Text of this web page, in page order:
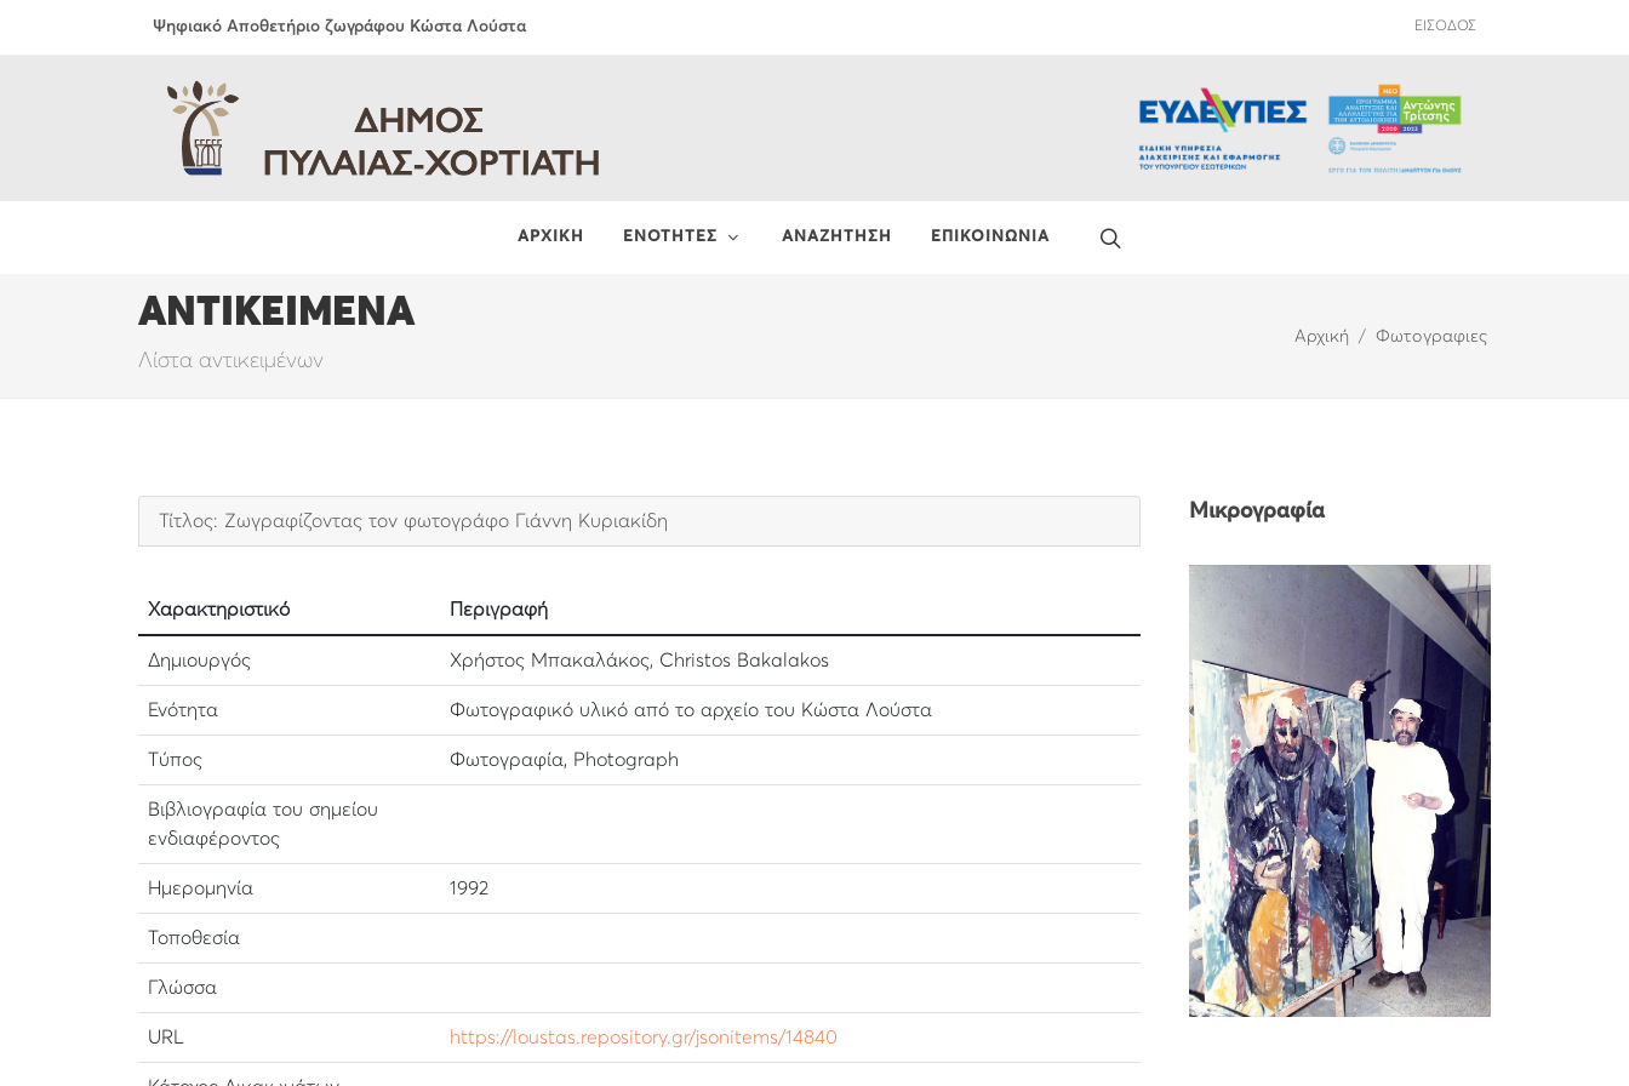
Ψηφιακό Αποθετήριο ζωγράφου Κώστα Λούστα ΕΙΣΟΔΟΣ
ΑΡΧΙΚΗ ΕΝΟΤΗΤΕΣ ΑΝΑΖΗΤΗΣΗ ΕΠΙΚΟΙΝΩΝΙΑ
ΑΝΤΙΚΕΙΜΕΝΑ
Λίστα αντικειμένων
Αρχική Φωτογραφιες
Τίτλος: Ζωγραφίζοντας τον φωτογράφο Γιάννη Κυριακίδη
Χαρακτηριστικό Περιγραφή
Δημιουργός Χρήστος Μπακαλάκος, Christos Bakalakos
Ενότητα Φωτογραφικό υλικό από το αρχείο του Κώστα Λούστα
Τύπος Φωτογραφία, Photograph
Βιβλιογραφία του σημείου
ενδιαφέροντος
Ημερομηνία 1992
Τοποθεσία
Γλώσσα
URL https://loustas.repository.gr/jsonitems/14840
Μικρογραφία